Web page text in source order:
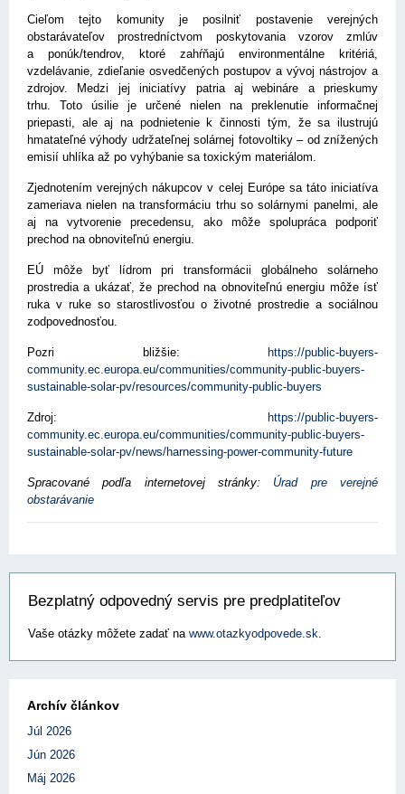
Cieľom tejto komunity je posilniť postavenie verejných
obstarávateľov prostredníctvom poskytovania vzorov zmlúv
a ponúk/tendrov, ktoré zahŕňajú environmentálne kritériá,
vzdelávanie, zdieľanie osvedčených postupov a vývoj nástrojov a
zdrojov. Medzi jej iniciatívy patria aj webináre a prieskumy
trhu. Toto úsilie je určené nielen na preklenutie informačnej
priepasti, ale aj na podnietenie k činnosti tým, že sa ilustrujú
hmatateľné výhody udržateľnej solárnej fotovoltiky – od znížených
emisií uhlíka až po vyhýbanie sa toxickým materiálom.
Zjednotením verejných nákupcov v celej Európe sa táto iniciatíva
zameriava nielen na transformáciu trhu so solárnymi panelmi, ale
aj na vytvorenie precedensu, ako môže spolupráca podporiť
prechod na obnoviteľnú energiu.
EÚ môže byť lídrom pri transformácii globálneho solárneho
prostredia a ukázať, že prechod na obnoviteľnú energiu môže ísť
ruka v ruke so starostlivosťou o životné prostredie a sociálnou
zodpovednosťou.
Pozri bližšie:
https://public-buyers-
community.ec.europa.eu/communities/community-public-buyers-
sustainable-solar-pv/resources/community-public-buyers
Zdroj:
https://public-buyers-
community.ec.europa.eu/communities/community-public-buyers-
sustainable-solar-pv/news/harnessing-power-community-future
Spracované podľa internetovej stránky: Úrad pre verejné
obstarávanie
Bezplatný odpovedný servis pre predplatiteľov
Vaše otázky môžete zadať na www.otazkyodpovede.sk.
Archív článkov
Júl 2026
Jún 2026
Máj 2026